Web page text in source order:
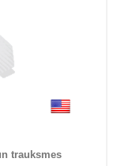
trauksmes